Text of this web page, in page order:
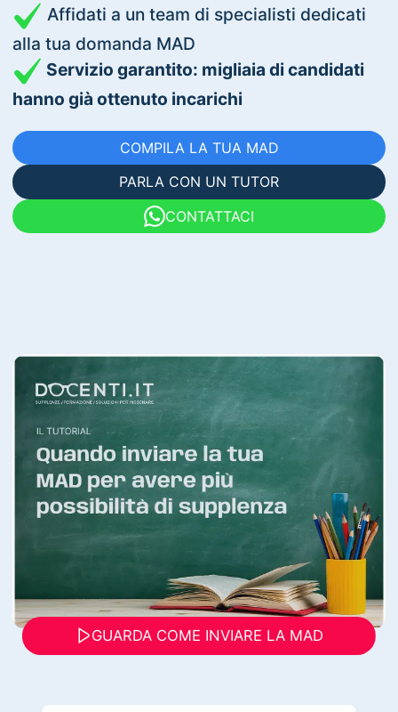
Affidati a un team di specialisti dedicati
alla tua domanda MAD
Servizio garantito: migliaia di candidati
hanno già ottenuto incarichi
COMPILA LA TUA MAD
PARLA CON UN TUTOR
CONTATTACI
GUARDA COME INVIARE LA MAD